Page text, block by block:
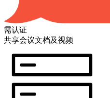
需认证
共享会议文档及视频